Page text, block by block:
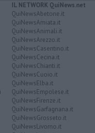
IL NETWORK QuiNews.net
QuiNewsAbetone.it
QuiNewsAmiata.it
QuiNewsAnimali.it
QuiNewsArezzo.it
QuiNewsCasentino.it
QuiNewsCecina.it
QuiNewsChianti.it
QuiNewsCuoio.it
QuiNewsElba.it
QuiNewsEmpolese.it
QuiNewsFirenze.it
QuiNewsGarfagnana.it
QuiNewsGrosseto.it
QuiNewsLivorno.it